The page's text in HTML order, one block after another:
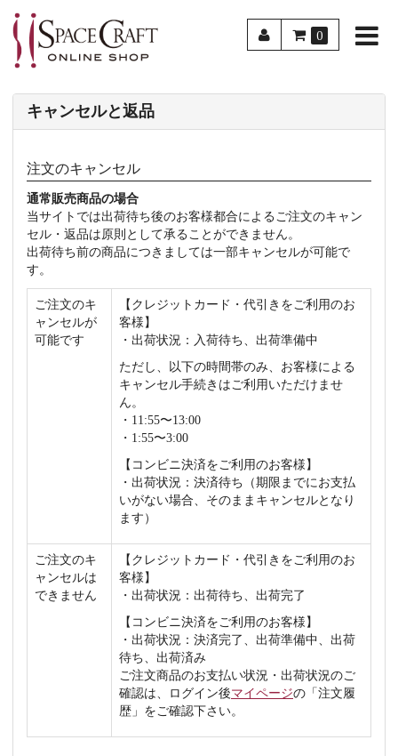
0
キャンセルと返品
注文のキャンセル
通常販売商品の場合
当サイトでは出荷待ち後のお客様都合によるご注文のキャン
セル・返品は原則として承ることができません。
出荷待ち前の商品につきましては一部キャンセルが可能で
す。
ご注文のキ
ャンセルが
可能です
【クレジットカード・代引きをご利用のお
客様】
・出荷状況：入荷待ち、出荷準備中
ただし、以下の時間帯のみ、お客様による
キャンセル手続きはご利用いただけませ
ん。
・11:55〜13:00
・1:55〜3:00
【コンビニ決済をご利用のお客様】
・出荷状況：決済待ち（期限までにお支払
いがない場合、そのままキャンセルとなり
ます）
ご注文のキ
ャンセルは
できません
【クレジットカード・代引きをご利用のお
客様】
・出荷状況：出荷待ち、出荷完了
【コンビニ決済をご利用のお客様】
・出荷状況：決済完了、出荷準備中、出荷
待ち、出荷済み
ご注文商品のお支払い状況・出荷状況のご
確認は、ログイン後マイページの「注文履
歴」をご確認下さい。